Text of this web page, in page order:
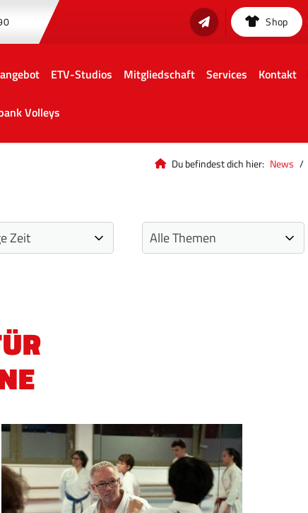
Shop
ETV-Studios Mitgliedschaft Services Kontakt
Volleys
Du befindest dich hier: News